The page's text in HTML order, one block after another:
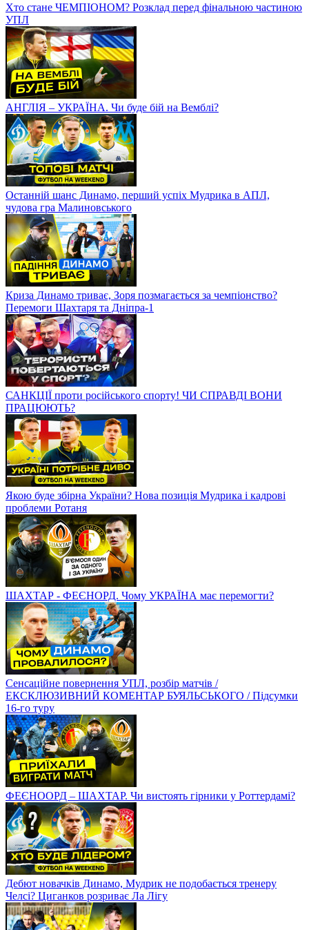
Хто стане ЧЕМПІОНОМ? Розклад перед фінальною частиною
УПЛ
АНГЛІЯ – УКРАЇНА. Чи буде бій на Вемблі?
Останній шанс Динамо, перший успіх Мудрика в АПЛ,
чудова гра Малиновського
Криза Динамо триває, Зоря позмагається за чемпіонство?
Перемоги Шахтаря та Дніпра-1
САНКЦІЇ проти російського спорту! ЧИ СПРАВДІ ВОНИ
ПРАЦЮЮТЬ?
Якою буде збірна України? Нова позиція Мудрика і кадрові
проблеми Ротаня
ШАХТАР - ФЕЄНОРД. Чому УКРАЇНА має перемогти?
Сенсаційне повернення УПЛ, розбір матчів /
ЕКСКЛЮЗИВНИЙ КОМЕНТАР БУЯЛЬСЬКОГО / Підсумки
16-го туру
ФЕЄНООРД – ШАХТАР. Чи вистоять гірники у Роттердамі?
Дебют новачків Динамо, Мудрик не подобається тренеру
Челсі? Циганков розриває Ла Лігу